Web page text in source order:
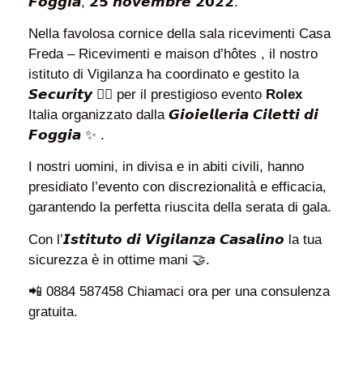
Nella favolosa cornice della sala ricevimenti Casa
Freda – Ricevimenti e maison d’hôtes , il nostro
istituto di Vigilanza ha coordinato e gestito la
𝙎𝙚𝙘𝙪𝙧𝙞𝙩𝙮 👮‍♂ per il prestigioso evento Rolex
Italia organizzato dalla 𝙂𝙞𝙤𝙞𝙚𝙡𝙡𝙚𝙧𝙞𝙖 𝘾𝙞𝙡𝙚𝙩𝙩𝙞 𝙙𝙞
𝙁𝙤𝙜𝙜𝙞𝙖 ✨ .
I nostri uomini, in divisa e in abiti civili, hanno
presidiato l’evento con discrezionalità e efficacia,
garantendo la perfetta riuscita della serata di gala.
Con l’𝙄𝙨𝙩𝙞𝙩𝙪𝙩𝙤 𝙙𝙞 𝙑𝙞𝙜𝙞𝙡𝙖𝙣𝙯𝙖 𝘾𝙖𝙨𝙖𝙡𝙞𝙣𝙤 la tua
sicurezza è in ottime mani 🤝.
📲 0884 587458 Chiamaci ora per una consulenza
gratuita.